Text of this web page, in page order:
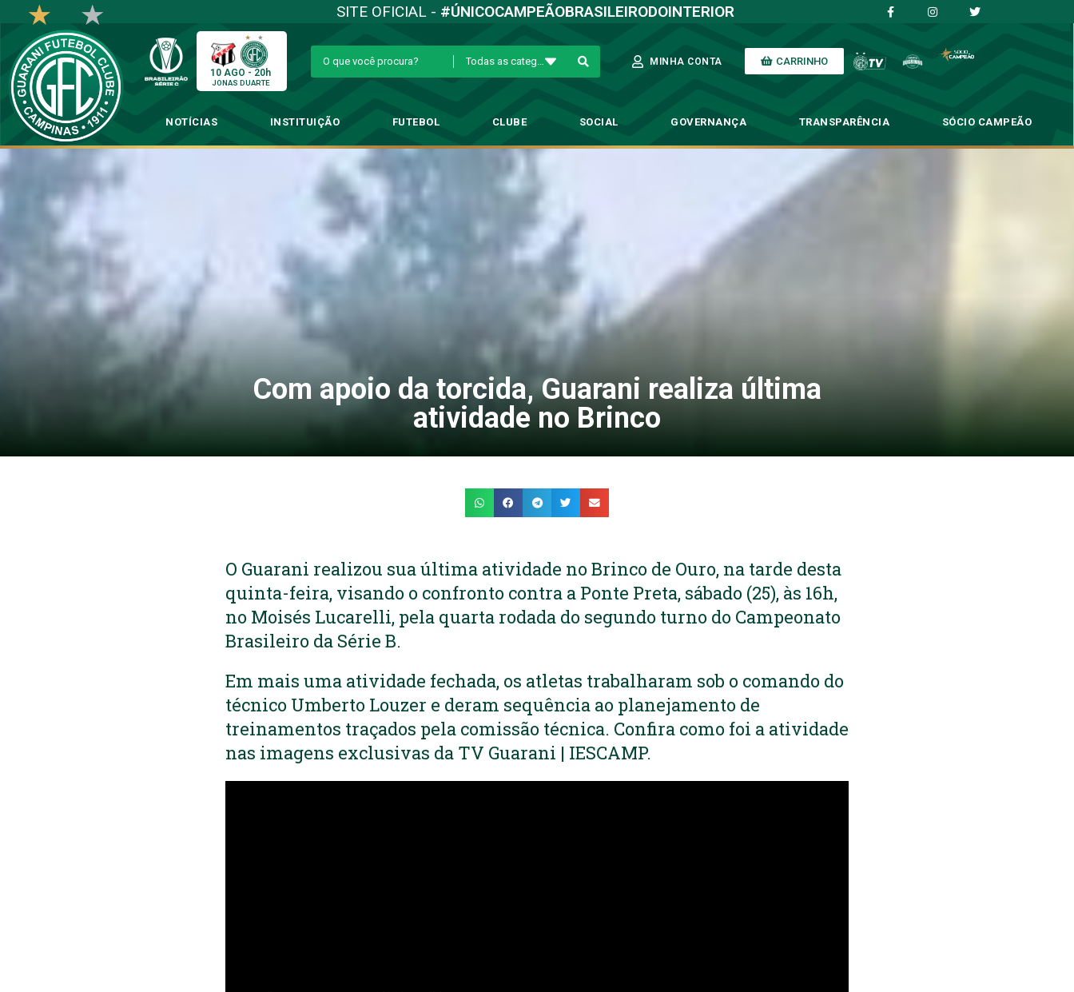
SITE OFICIAL - #ÚNICOCAMPEÃOBRASILEIRODOINTERIOR
10 AGO - 20h
JONAS DUARTE
MINHA CONTA CARRINHO
NOTÍCIAS INSTITUIÇÃO FUTEBOL CLUBE SOCIAL GOVERNANÇA TRANSPARÊNCIA SÓCIO CAMPEÃO
Com apoio da torcida, Guarani realiza última atividade no Brinco
→ Futebol Profissional Com apoio da torcida, Guarani realiza última atividade no Brinco
Com apoio da torcida, Guarani realiza última
atividade no Brinco
O Guarani realizou sua última atividade no Brinco de Ouro, na tarde desta
quinta-feira, visando o confronto contra a Ponte Preta, sábado (25), às 16h,
no Moisés Lucarelli, pela quarta rodada do segundo turno do Campeonato
Brasileiro da Série B.
Em mais uma atividade fechada, os atletas trabalharam sob o comando do
técnico Umberto Louzer e deram sequência ao planejamento de
treinamentos traçados pela comissão técnica. Confira como foi a atividade
nas imagens exclusivas da TV Guarani | IESCAMP.